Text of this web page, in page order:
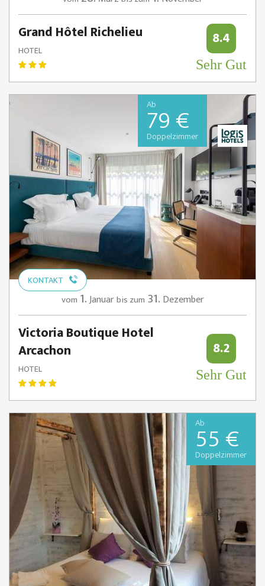
Grand Hôtel Richelieu
HOTEL
8.4
Sehr Gut
Ab
79 €
Doppelzimmer
KONTAKT
vom 1.Januarbis zum 31. Dezember
Victoria Boutique Hotel
Arcachon
HOTEL
8.2
Sehr Gut
Ab
55 €
Doppelzimmer